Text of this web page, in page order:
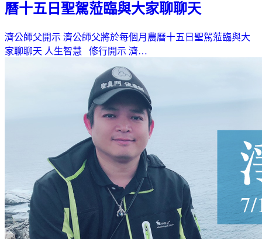
曆十五日聖駕蒞臨與大家聊聊天
濟公師父開示 濟公師父將於每個月農曆十五日聖駕蒞臨與大
家聊聊天 人生智慧 修行開示 濟…